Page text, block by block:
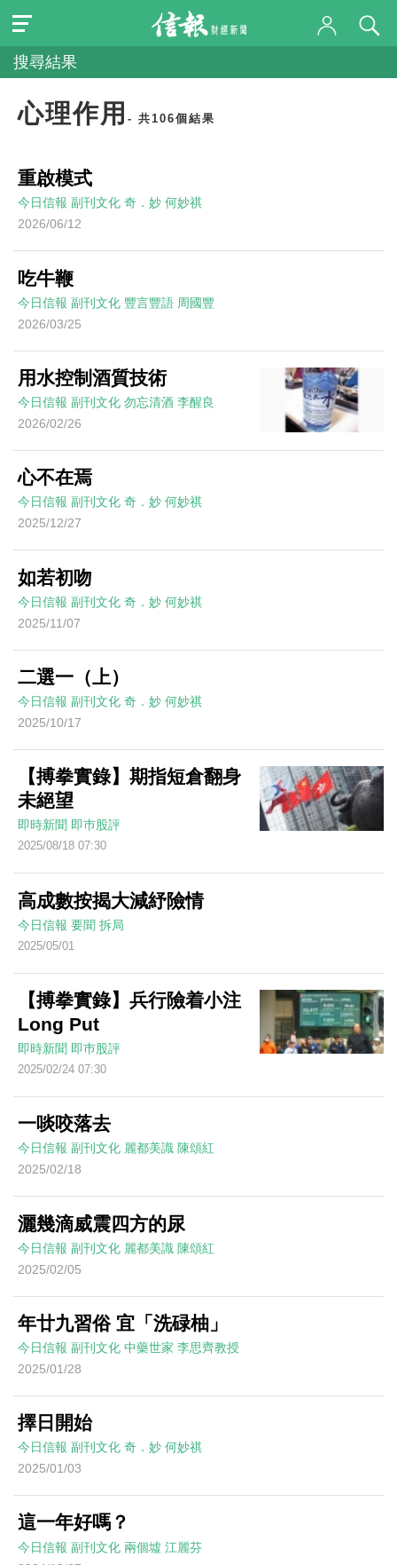
搜尋結果
心理作用 - 共106個結果
重啟模式
今日信報 副刊文化 奇．妙 何妙祺
2026/06/12
吃牛鞭
今日信報 副刊文化 豐言豐語 周國豐
2026/03/25
用水控制酒質技術
今日信報 副刊文化 勿忘清酒 李醒良
2026/02/26
心不在焉
今日信報 副刊文化 奇．妙 何妙祺
2025/12/27
如若初吻
今日信報 副刊文化 奇．妙 何妙祺
2025/11/07
二選一（上）
今日信報 副刊文化 奇．妙 何妙祺
2025/10/17
【搏拳實錄】期指短倉翻身
未絕望
即時新聞 即巿股評
2025/08/18 07:30
高成數按揭大減紓險情
今日信報 要聞 拆局
2025/05/01
【搏拳實錄】兵行險着小注
Long Put
即時新聞 即巿股評
2025/02/24 07:30
一啖咬落去
今日信報 副刊文化 麗都美識 陳頌紅
2025/02/18
灑幾滴威震四方的尿
今日信報 副刊文化 麗都美識 陳頌紅
2025/02/05
年廿九習俗 宜「洗碌柚」
今日信報 副刊文化 中藥世家 李思齊教授
2025/01/28
擇日開始
今日信報 副刊文化 奇．妙 何妙祺
2025/01/03
這一年好嗎？
今日信報 副刊文化 兩個墟 江麗芬